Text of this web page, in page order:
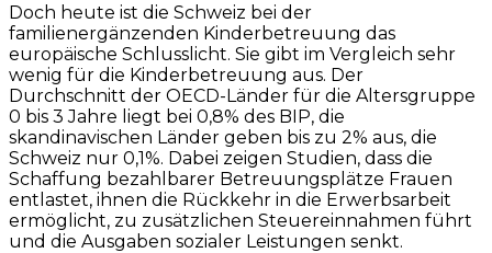
Doch heute ist die Schweiz bei der
familienergänzenden Kinderbetreuung das
europäische Schlusslicht. Sie gibt im Vergleich sehr
wenig für die Kinderbetreuung aus. Der
Durchschnitt der OECD-Länder für die Altersgruppe
0 bis 3 Jahre liegt bei 0,8% des BIP, die
skandinavischen Länder geben bis zu 2% aus, die
Schweiz nur 0,1%. Dabei zeigen Studien, dass die
Schaffung bezahlbarer Betreuungsplätze Frauen
entlastet, ihnen die Rückkehr in die Erwerbsarbeit
ermöglicht, zu zusätzlichen Steuereinnahmen führt
und die Ausgaben sozialer Leistungen senkt.